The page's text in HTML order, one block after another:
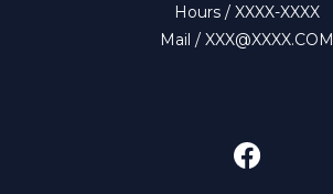
Hours / XXXX-XXXX
Mail / XXX@XXXX.COM